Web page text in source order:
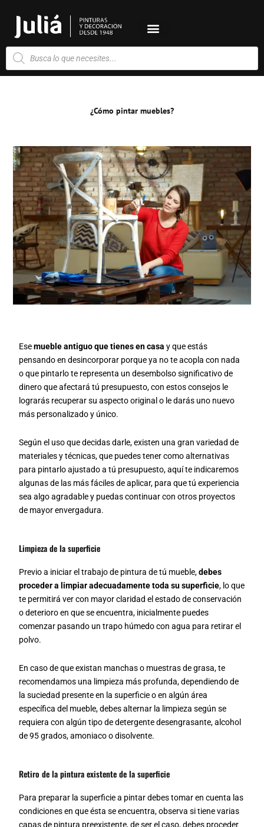
contenido
Búsqueda
de
productos
¿Cómo pintar muebles?
Esemueble antiguo que tienes en casa y que estás
pensando en desincorporar porque ya no te acopla con nada
o que pintarlo te representa un desembolso significativo de
dinero que afectará tú presupuesto, con estos consejos le
lograrás recuperar su aspecto original o le darás uno nuevo
más personalizado y único.
Según el uso que decidas darle, existen una gran variedad de
materiales y técnicas, que puedes tener como alternativas
para pintarlo ajustado a tú presupuesto, aquí te indicaremos
algunas de las más fáciles de aplicar, para que tú experiencia
sea algo agradable y puedas continuar con otros proyectos
de mayor envergadura.
Limpieza de la superficie
Previo a iniciar el trabajo de pintura de tú mueble,debes
proceder a limpiar adecuadamente toda su superficie, lo que
te permitirá ver con mayor claridad el estado de conservación
o deterioro en que se encuentra, inicialmente puedes
comenzar pasando un trapo húmedo con agua para retirar el
polvo.
En caso de que existan manchas o muestras de grasa, te
recomendamos una limpieza más profunda, dependiendo de
la suciedad presente en la superficie o en algún área
específica del mueble, debes alternar la limpieza según se
requiera con algún tipo de detergente desengrasante, alcohol
de 95 grados, amoniaco o disolvente.
Retiro de la pintura existente de la superficie
Para preparar la superficie a pintar debes tomar en cuenta las
condiciones en que ésta se encuentra, observa si tiene varias
capas de pintura preexistente, de ser el caso, debes proceder